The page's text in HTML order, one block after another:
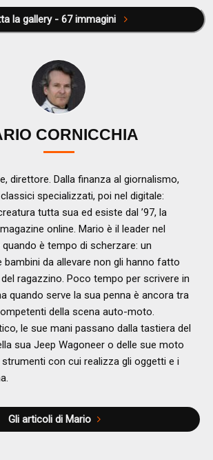
Tutta la gallery - 67 immagini
CORNICCHIA
direttore. Dalla finanza al giornalismo,
specializzati, poi nel digitale:
tutta sua ed esiste dal ’97, la
online. Mario è il leader nel
quando è tempo di scherzare: un
bambini da allevare non gli hanno fatto
ragazzino. Poco tempo per scrivere in
quando serve la sua penna è ancora tra
della scena auto-moto.
le sue mani passano dalla tastiera del
sua Jeep Wagoneer o delle sue moto
con cui realizza gli oggetti e i
Gli articoli di Mario